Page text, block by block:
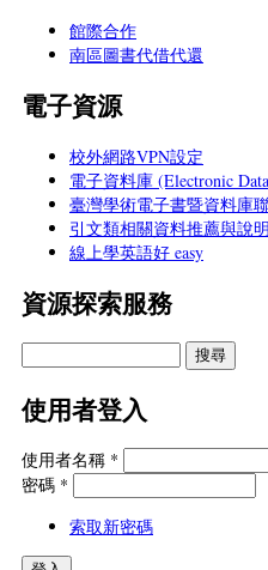
館際合作
南區圖書代借代還
電子資源
校外網路VPN設定
電子資料庫 (Electronic
臺灣學術電子書暨資料庫
引文類相關資料推薦與說明
線上學英語好 easy
資源探索服務
使用者登入
使用者名稱 *
密碼 *
索取新密碼